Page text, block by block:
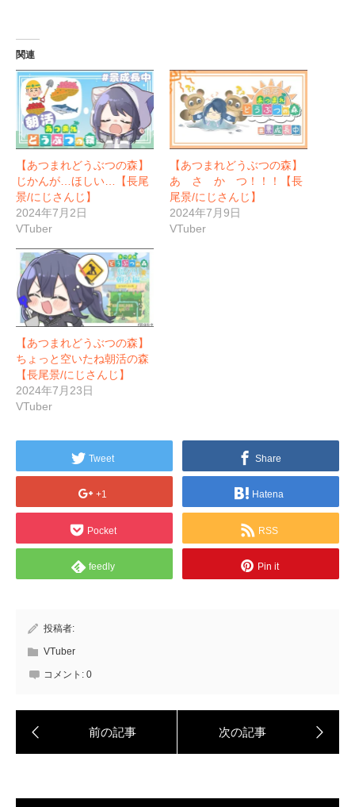
関連
【あつまれどうぶつの森】
じかんが…ほしい…【長尾
景/にじさんじ】
2024年7月2日
VTuber
【あつまれどうぶつの森】
あ さ か つ！！！【長
尾景/にじさんじ】
2024年7月9日
VTuber
【あつまれどうぶつの森】
ちょっと空いたね朝活の森
【長尾景/にじさんじ】
2024年7月23日
VTuber
Tweet Share
+1 Hatena
Pocket RSS
feedly Pin it
投稿者:
VTuber
コメント: 0